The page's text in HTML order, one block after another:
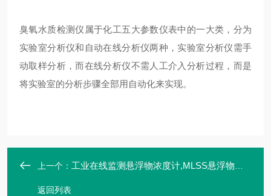
臭氧水质检测仪属于化工五大参数仪表中的一大类，分为
实验室分析仪和自动在线分析仪两种，实验室分析仪需手
动取样分析，而在线分析仪不需人工介入分析过程，而是
将实验室的分析步骤全部用自动化来实现。
上一个： 工业在线监测悬浮物浓度计,MLSS悬浮物污泥计,市政污水在线测试仪
返回列表